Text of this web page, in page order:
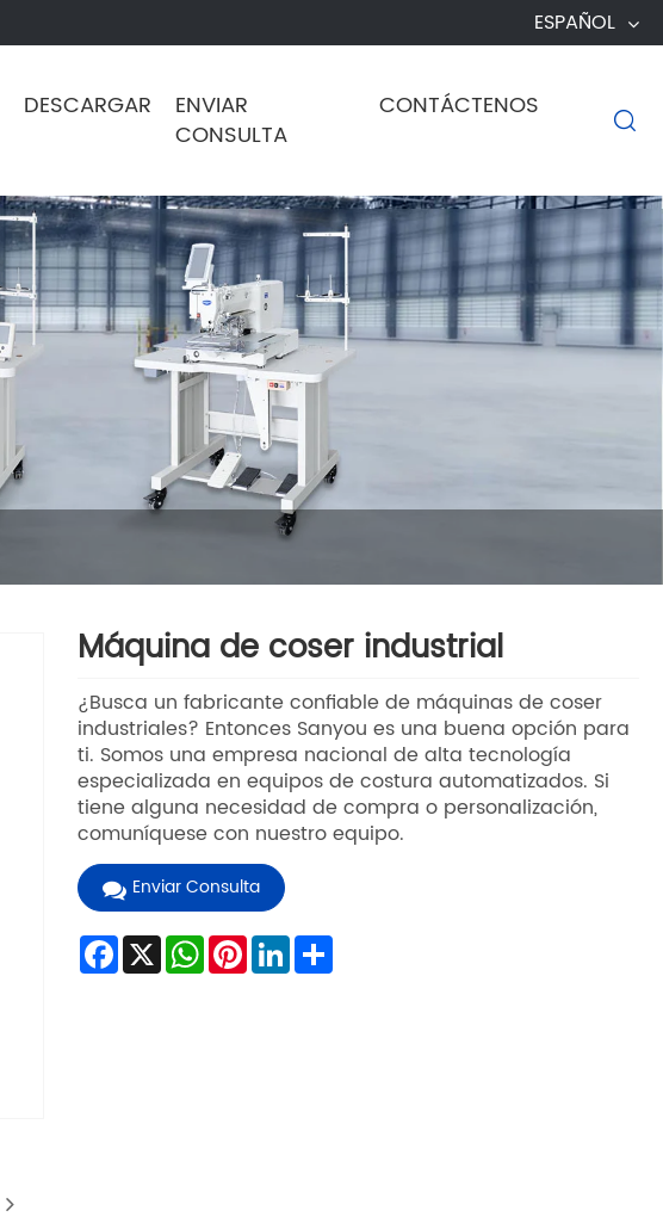
ESPAÑOL
DESCARGAR
ENVIAR
CONSULTA
CONTÁCTENOS 
Máquina de coser industrial
¿Busca un fabricante confiable de máquinas de coser
industriales? Entonces Sanyou es una buena opción para
ti. Somos una empresa nacional de alta tecnología
especializada en equipos de costura automatizados. Si
tiene alguna necesidad de compra o personalización,
comuníquese con nuestro equipo.
Enviar Consulta
Facebook
X WhatsApp
Pinterest
LinkedInShare